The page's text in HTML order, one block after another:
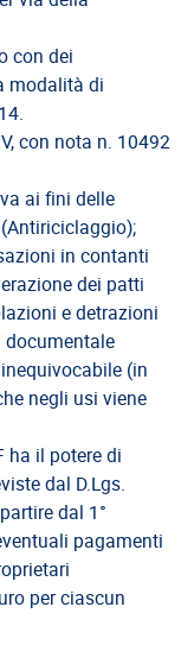
con dei
modalità di
con nota n. 10492
ai fini delle
in contanti
dei patti
e detrazioni
(in
negli usi viene
ha il potere di
dal D.Lgs.
dal 1°
pagamenti
per ciascun